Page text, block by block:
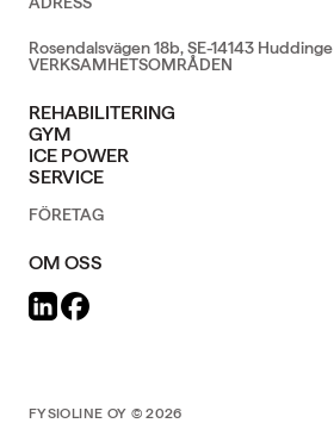
Rosendalsvägen 18b, SE-14143 Huddinge
VERKSAMHETSOMRÅDEN
REHABILITERING
GYM
ICE POWER
SERVICE
FÖRETAG
OM OSS
FYSIOLINE OY © 2026